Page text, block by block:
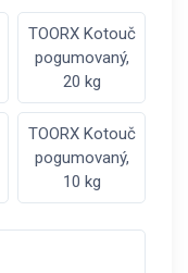
TOORX Kotouč
pogumovaný,
20 kg
TOORX Kotouč
pogumovaný,
10 kg